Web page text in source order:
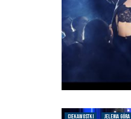
CIEKAWOSTKI JELENIA GÓRA